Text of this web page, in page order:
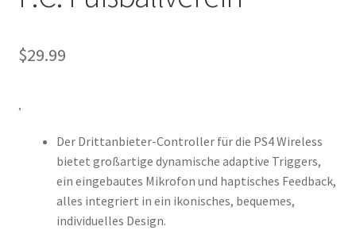
$29.99
Der Drittanbieter-Controller für die PS4 Wireless
bietet großartige dynamische adaptive Triggers,
ein eingebautes Mikrofon und haptisches Feedback,
alles integriert in ein ikonisches, bequemes,
individuelles Design.